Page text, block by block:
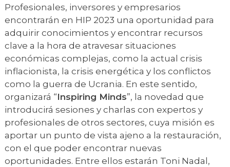
Profesionales, inversores y empresarios
encontrarán en HIP 2023 una oportunidad para
adquirir conocimientos y encontrar recursos
clave a la hora de atravesar situaciones
económicas complejas, como la actual crisis
inflacionista, la crisis energética y los conflictos
como la guerra de Ucrania. En este sentido,
organizará “Inspiring Minds”, la novedad que
introducirá sesiones y charlas con expertos y
profesionales de otros sectores, cuya misión es
aportar un punto de vista ajeno a la restauración,
con el que poder encontrar nuevas
oportunidades. Entre ellos estarán Toni Nadal,